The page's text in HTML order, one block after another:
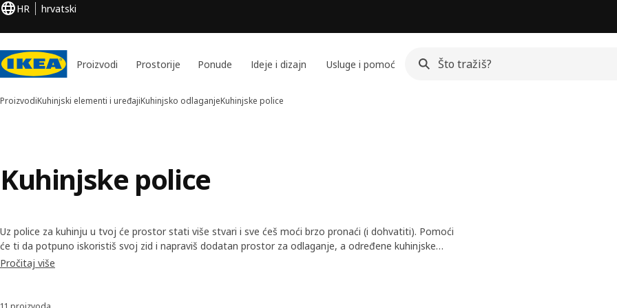
HR hrvatski
Proizvodi Prostorije Ponude Ideje i dizajn Usluge i pomoć
ProizvodiKuhinjski elementi i uređajiKuhinjsko odlaganjeKuhinjske police
Kuhinjske police
Uz police za kuhinju u tvoj će prostor stati više stvari i sve ćeš moći brzo pronaći (i dohvatiti). Pomoći
će ti da potpuno iskoristiš svoj zid i napraviš dodatan prostor za odlaganje, a određene kuhinjske
police, poput drvenih ili metalnih polica, mogu i upotpuniti stil tvoje kuhinje. Pogledaj naš asortiman
Pročitaj više